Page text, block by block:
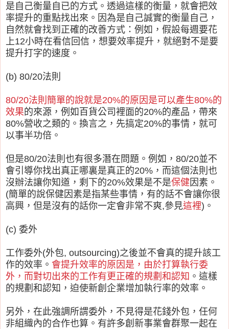
是自己衡量自已的方式。透過這樣的衡量，就會把效
率提升的重點找出來。因為是自己誠實的衡量自己，
自然就會找到正確的改善方式：例如，假設每週要花
上12小時在看信回信，想要效率提升，就絕對不是要
提升打字的速度。
(b) 80/20法則
80/20法則簡單的說就是20%的原因是可以產生80%的
效果的來源，例如百貨公司裡面的20%的產品，帶來
80%營收之類的。換言之，先搞定20%的事情，就可
以事半功倍。
但是80/20法則也有很多潛在問題。例如，80/20並不
會引導你找出真正哪裏是真正的20%，而這個法則也
沒辦法讓你知道，剩下的20%效果是不是保健因素。
(簡單的說保健因素是指某些事情，有的話不會讓你很
高興，但是沒有的話你一定會非常不爽,參見這裡)。
(c) 委外
工作委外(外包, outsourcing)之後並不會真的提升該工
作的效率。 會提升效率的原因是，由於打算執行委
外，而對切出來的工作有更正確的規劃和認知 。這樣
的規劃和認知，迫使新創企業增加執行率的效率。
另外，在此強調所謂委外，不見得是花錢外包，任何
非組織內的合作也算。有許多創新事業會群聚一起在